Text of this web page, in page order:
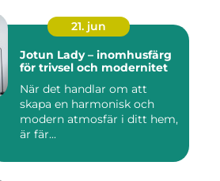
21. jun
Jotun Lady – inomhusfärg
för trivsel och modernitet
När det handlar om att
skapa en harmonisk och
modern atmosfär i ditt hem,
är fär...